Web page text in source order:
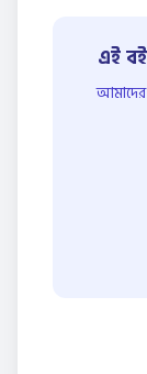
এই
আমাদের